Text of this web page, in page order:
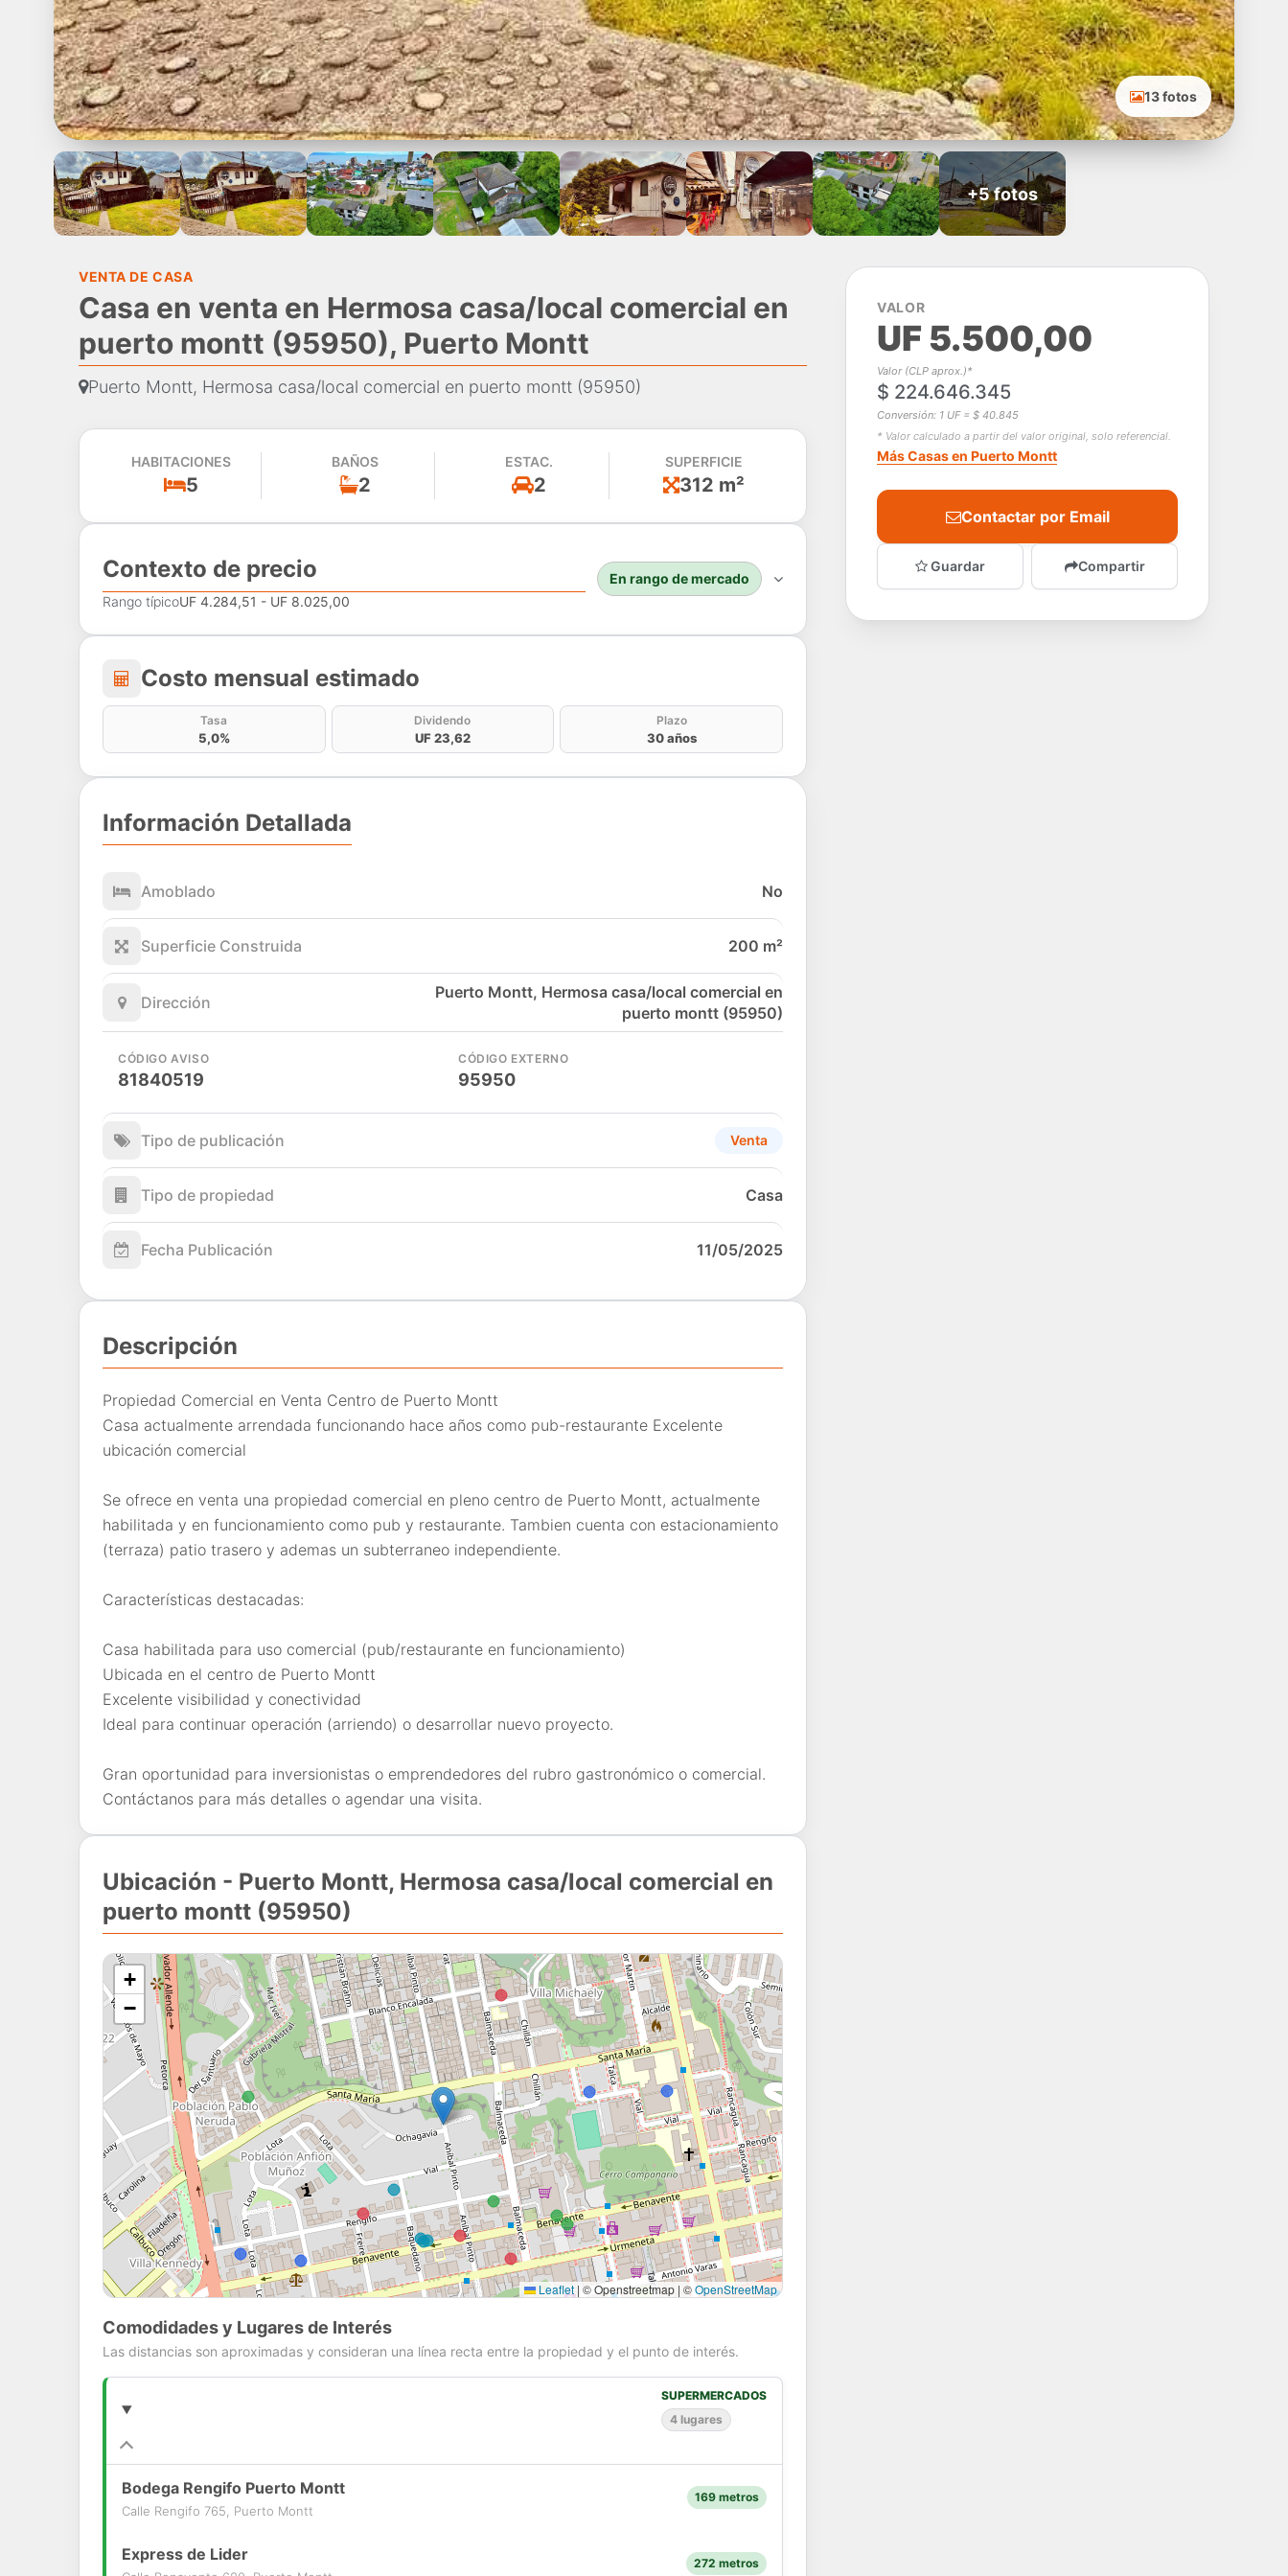
13 fotos
+5 fotos
VENTA DE CASA
Casa en venta en Hermosa casa/local comercial en
puerto montt (95950), Puerto Montt
Puerto Montt, Hermosa casa/local comercial en puerto montt (95950)
HABITACIONES
5
BAÑOS
2
ESTAC.
2
SUPERFICIE
312 m²
Contexto de precio
Rango típicoUF 4.284,51 - UF 8.025,00
En rango de mercado
Costo mensual estimado
Costo mensual estimado
Tasa
5,0%
Dividendo
UF 23,62
Plazo
30 años
Información Detallada
Amoblado No
Superficie Construida 200 m²
Dirección
Puerto Montt, Hermosa casa/local comercial en
puerto montt (95950)
CÓDIGO AVISO
81840519
CÓDIGO EXTERNO
95950
Tipo de publicación Venta
Tipo de propiedad Casa
Fecha Publicación 11/05/2025
Descripción
Propiedad Comercial en Venta Centro de Puerto Montt
Casa actualmente arrendada funcionando hace años como pub-restaurante Excelente
ubicación comercial
Se ofrece en venta una propiedad comercial en pleno centro de Puerto Montt, actualmente
habilitada y en funcionamiento como pub y restaurante. Tambien cuenta con estacionamiento
(terraza) patio trasero y ademas un subterraneo independiente.
Características destacadas:
Casa habilitada para uso comercial (pub/restaurante en funcionamiento)
Ubicada en el centro de Puerto Montt
Excelente visibilidad y conectividad
Ideal para continuar operación (arriendo) o desarrollar nuevo proyecto.
Gran oportunidad para inversionistas o emprendedores del rubro gastronómico o comercial.
Contáctanos para más detalles o agendar una visita.
Ubicación - Puerto Montt, Hermosa casa/local comercial en
puerto montt (95950)
+
−
Leaflet | © Openstreetmap | ©OpenStreetMap
Comodidades y Lugares de Interés
Las distancias son aproximadas y consideran una línea recta entre la propiedad y el punto de interés.
SUPERMERCADOS
4 lugares
Bodega Rengifo Puerto Montt
Calle Rengifo 765, Puerto Montt
169 metros
Express de Lider 272 metros
VALOR
UF 5.500,00
Valor (CLP aprox.)*
$ 224.646.345
Conversión: 1 UF = $ 40.845
* Valor calculado a partir del valor original, solo referencial.
Más Casas en Puerto Montt
Contactar por Email
Guardar Compartir